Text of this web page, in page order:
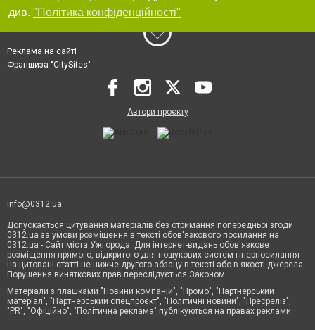
див. "Політика конфіденційності"
Реклама на сайті
Франшиза "CitySites"
Автори проєкту
info@0312.ua
Допускається цитування матеріалів без отримання попередньої згоди
0312.ua за умови розміщення в тексті обов'язкового посилання на
0312.ua - Сайт міста Ужгорода. Для інтернет-видань обов'язкове
розміщення прямого, відкритого для пошукових систем гіперпосилання
на цитовані статті не нижче другого абзацу в тексті або в якості джерела.
Порушення виняткових прав переслідується Законом.
Матеріали з плашками "Новини компаній", "Промо", "Партнерський
матеріал", "Партнерський спецпроєкт", "Політичні новини", "Пресреліз",
"PR", "Офіційно", "Політична реклама" публікуються на правах реклами.